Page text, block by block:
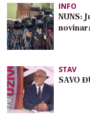
INFO
NUNS:
STAV
SAVO